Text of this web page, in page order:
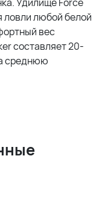
ловли любой белой
вес
составляет 20-
среднюю